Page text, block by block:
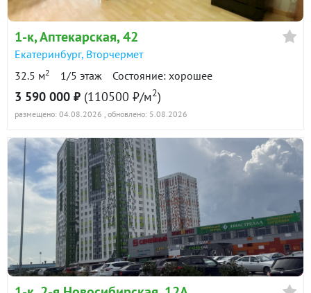
в продаже 117100 ₽/м²
Показать всю историю: 30 предложений →
1-к, Аптекарская, 42
Екатеринбург, Вторчермет
32.5 м2 1/5 этаж Состояние: хорошее
3 590 000 ₽ (110500 ₽/м2)
размещено: 04.08.2026 , обновлено: 5.08.2026